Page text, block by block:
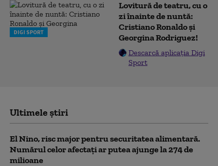
DIGI SPORT
Lovitură de teatru, cu o
zi înainte de nuntă:
Cristiano Ronaldo și
Georgina Rodriguez!
Descarcă aplicația Digi
Sport
Ultimele știri
El Nino, risc major pentru securitatea alimentară.
Numărul celor afectați ar putea ajunge la 274 de
milioane